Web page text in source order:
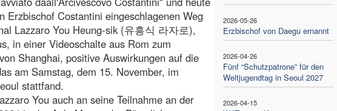
2026-05-26
Erzbischof von Daegu ernannt
2026-04-26
Fünf “Schutzpatrone” für den
Weltjugendtag in Seoul 2027
2026-04-15
Erzbischof Costantini eingeschlagenen Weg
Lazzaro You Heung-sik (유흥식 라자로),
in einer Videoschalte aus Rom zum
Shanghai, positive Auswirkungen auf die
am Samstag, dem 15. November, im
stattfand.
You auch an seine Teilnahme an der